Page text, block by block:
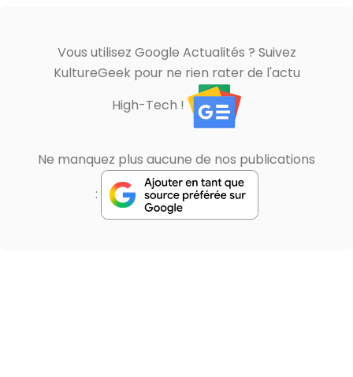
Vous utilisez Google Actualités ? Suivez
KultureGeek pour ne rien rater de l'actu
High-Tech !
Ne manquez plus aucune de nos publications
: